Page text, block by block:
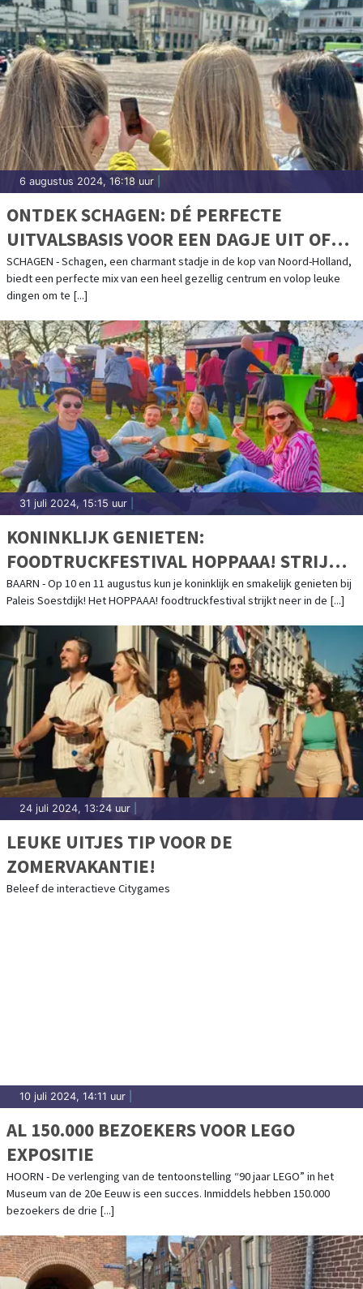
6 augustus 2024, 16:18 uur
ONTDEK SCHAGEN: DÉ PERFECTE
UITVALSBASIS VOOR EEN DAGJE UIT OF
WEEKENDJE WEG
SCHAGEN - Schagen, een charmant stadje in de kop van Noord-Holland,
biedt een perfecte mix van een heel gezellig centrum en volop leuke
dingen om te [...]
31 juli 2024, 15:15 uur
KONINKLIJK GENIETEN:
FOODTRUCKFESTIVAL HOPPAAA! STRIJKT
NEER IN DE VOORTUIN VAN LANDGOED
PALEIS SOESTDIJK!
BAARN - Op 10 en 11 augustus kun je koninklijk en smakelijk genieten bij
Paleis Soestdijk! Het HOPPAAA! foodtruckfestival strijkt neer in de [...]
24 juli 2024, 13:24 uur
LEUKE UITJES TIP VOOR DE
ZOMERVAKANTIE!
Beleef de interactieve Citygames
10 juli 2024, 14:11 uur
AL 150.000 BEZOEKERS VOOR LEGO
EXPOSITIE
HOORN - De verlenging van de tentoonstelling “90 jaar LEGO” in het
Museum van de 20e Eeuw is een succes. Inmiddels hebben 150.000
bezoekers de drie [...]